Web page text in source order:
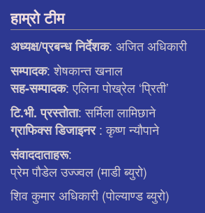
हाम्रो टीम
अध्यक्ष/प्रबन्ध निर्देशक: अजित अधिकारी
सम्पादक: शेषकान्त खनाल
सह-सम्पादक: एलिना पाेख्रेल ‘प्रिती’
टि.भी. प्रस्ताेता: सर्मिला लामिछाने
ग्राफिक्स डिजाइनर: कृष्ण न्याैपाने
संवाददाताहरू:
प्रेम पौडेल उज्ज्वल (माडी ब्युरो)
शिव कुमार अधिकारी (पोल्याण्ड ब्युरो)